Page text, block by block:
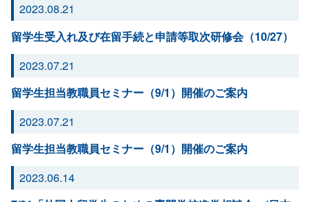
2023.08.21
留学生受入れ及び在留手続と申請等取次研修会（10/27）
2023.07.21
留学生担当教職員セミナー（9/1）開催のご案内
2023.07.21
留学生担当教職員セミナー（9/1）開催のご案内
2023.06.14